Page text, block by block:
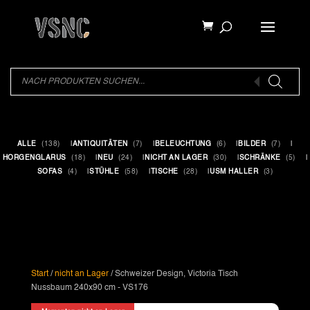
Products
search
ALLE (138) ANTIQUITÄTEN (7) BELEUCHTUNG (6) BILDER
(7)
HORGENGLARUS
(18) NEU (24) NICHT AN LAGER (30) SCHRÄNKE
(5)
SOFAS
(4) STÜHLE (58) TISCHE (28) USM HALLER (3)
Start/nicht an Lager/ Schweizer Design, Victoria Tisch
Nussbaum 240x90 cm - VS176